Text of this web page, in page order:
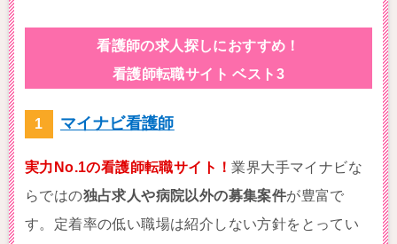
看護師の求人探しにおすすめ！
看護師転職サイト ベスト3
マイナビ看護師
実力No.1の看護師転職サイト！業界大手マイナビな
らではの独占求人や病院以外の募集案件が豊富で
す。定着率の低い職場は紹介しない方針をとってい